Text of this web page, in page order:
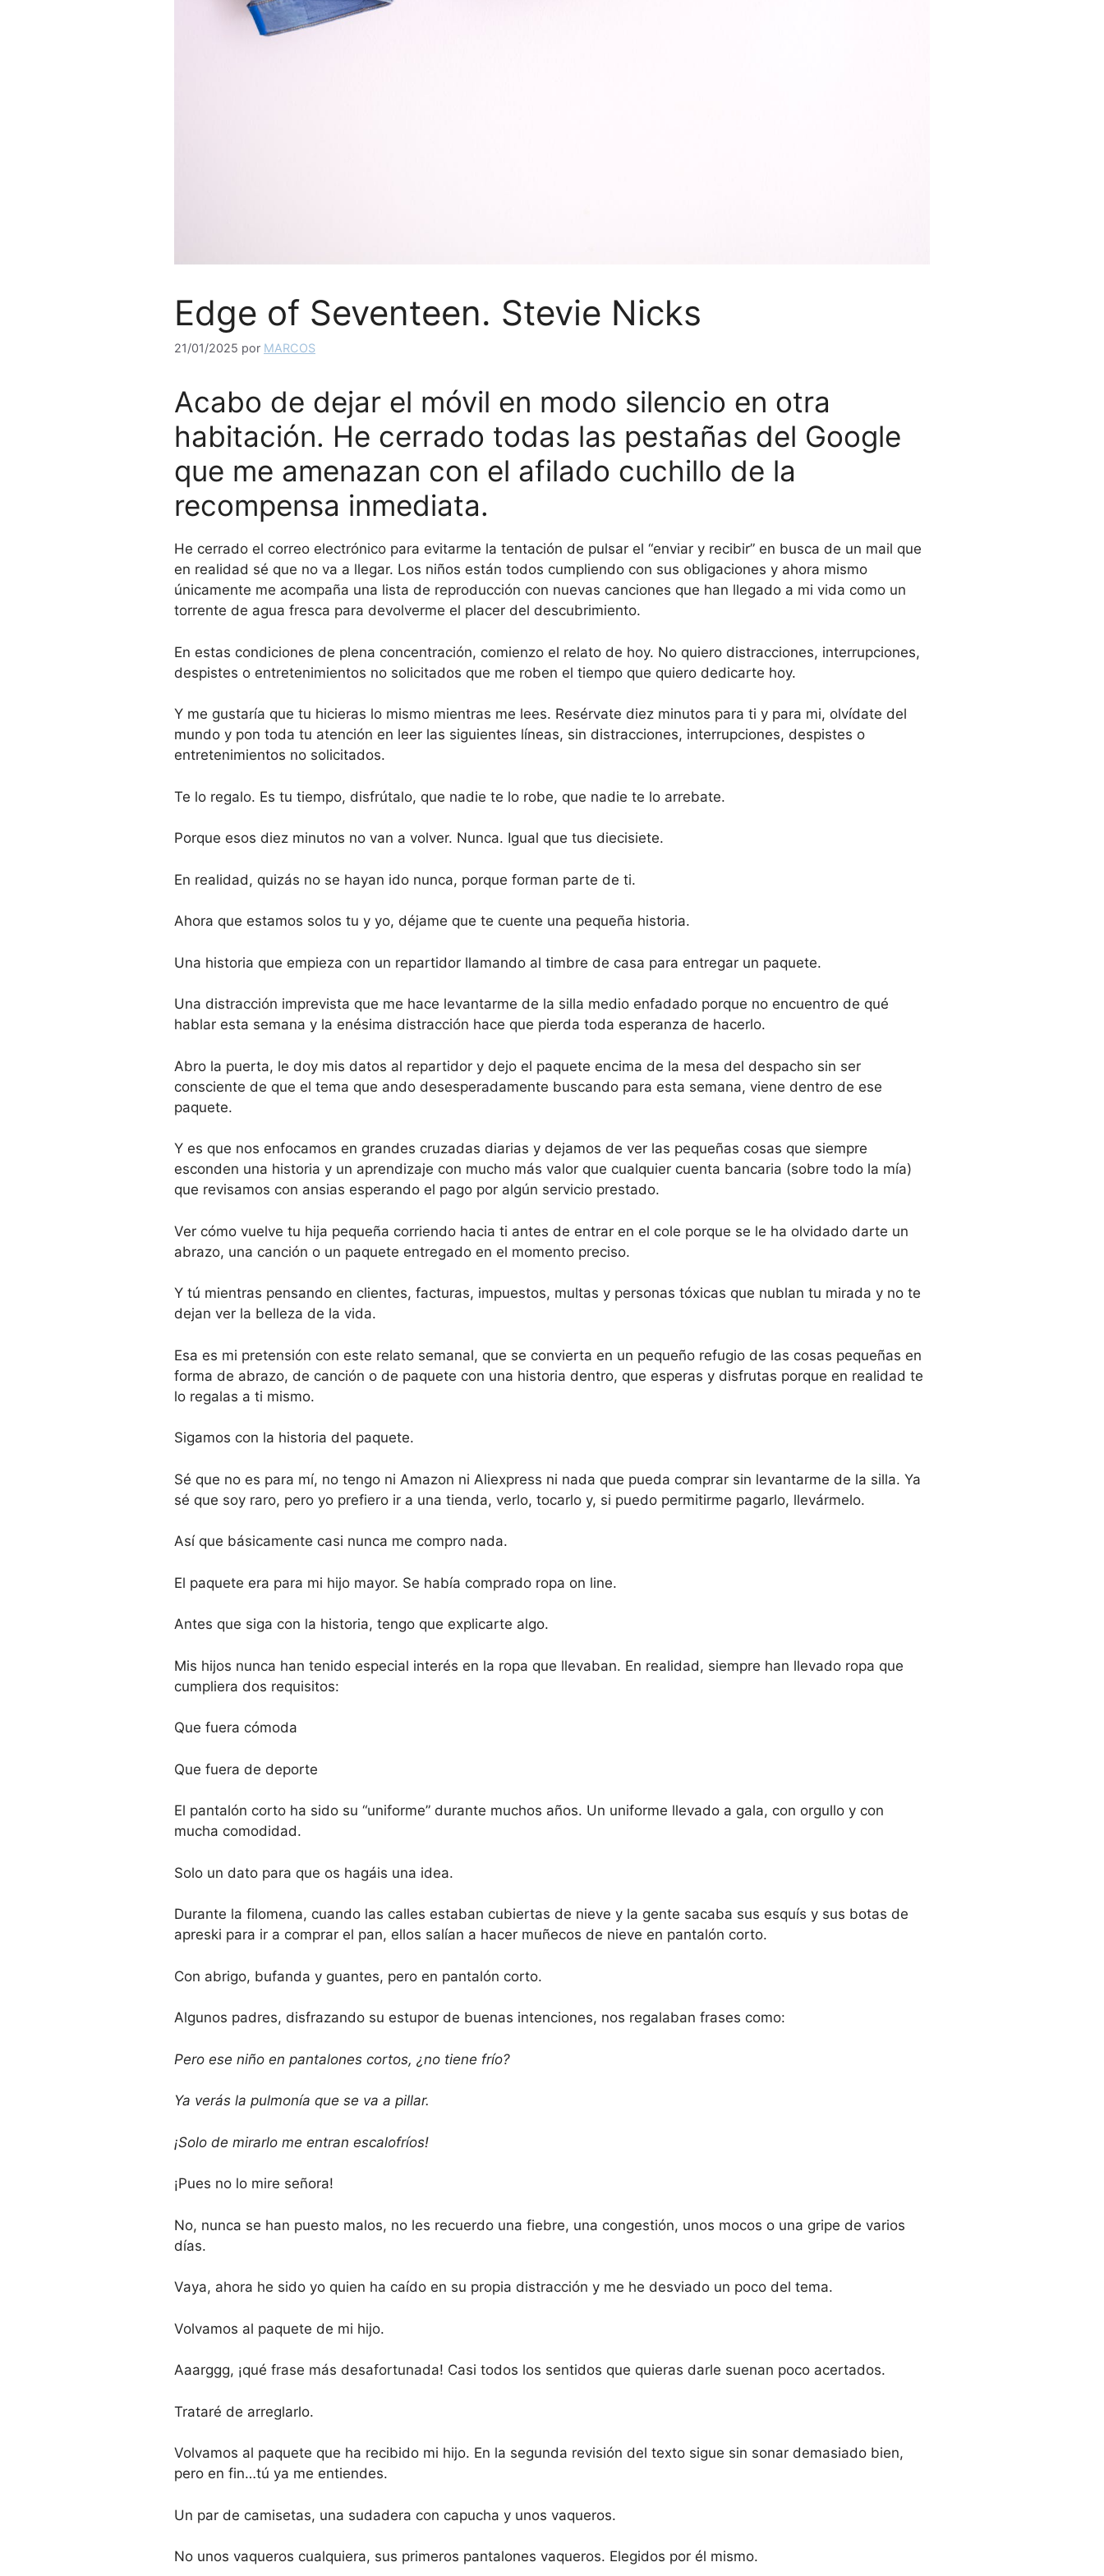
Edge of Seventeen. Stevie Nicks
21/01/2025 por MARCOS
Acabo de dejar el móvil en modo silencio en otra
habitación. He cerrado todas las pestañas del Google
que me amenazan con el afilado cuchillo de la
recompensa inmediata.
He cerrado el correo electrónico para evitarme la tentación de pulsar el “enviar y recibir” en busca de un mail que
en realidad sé que no va a llegar. Los niños están todos cumpliendo con sus obligaciones y ahora mismo
únicamente me acompaña una lista de reproducción con nuevas canciones que han llegado a mi vida como un
torrente de agua fresca para devolverme el placer del descubrimiento.
En estas condiciones de plena concentración, comienzo el relato de hoy. No quiero distracciones, interrupciones,
despistes o entretenimientos no solicitados que me roben el tiempo que quiero dedicarte hoy.
Y me gustaría que tu hicieras lo mismo mientras me lees. Resérvate diez minutos para ti y para mi, olvídate del
mundo y pon toda tu atención en leer las siguientes líneas, sin distracciones, interrupciones, despistes o
entretenimientos no solicitados.
Te lo regalo. Es tu tiempo, disfrútalo, que nadie te lo robe, que nadie te lo arrebate.
Porque esos diez minutos no van a volver. Nunca. Igual que tus diecisiete.
En realidad, quizás no se hayan ido nunca, porque forman parte de ti.
Ahora que estamos solos tu y yo, déjame que te cuente una pequeña historia.
Una historia que empieza con un repartidor llamando al timbre de casa para entregar un paquete.
Una distracción imprevista que me hace levantarme de la silla medio enfadado porque no encuentro de qué
hablar esta semana y la enésima distracción hace que pierda toda esperanza de hacerlo.
Abro la puerta, le doy mis datos al repartidor y dejo el paquete encima de la mesa del despacho sin ser
consciente de que el tema que ando desesperadamente buscando para esta semana, viene dentro de ese
paquete.
Y es que nos enfocamos en grandes cruzadas diarias y dejamos de ver las pequeñas cosas que siempre
esconden una historia y un aprendizaje con mucho más valor que cualquier cuenta bancaria (sobre todo la mía)
que revisamos con ansias esperando el pago por algún servicio prestado.
Ver cómo vuelve tu hija pequeña corriendo hacia ti antes de entrar en el cole porque se le ha olvidado darte un
abrazo, una canción o un paquete entregado en el momento preciso.
Y tú mientras pensando en clientes, facturas, impuestos, multas y personas tóxicas que nublan tu mirada y no te
dejan ver la belleza de la vida.
Esa es mi pretensión con este relato semanal, que se convierta en un pequeño refugio de las cosas pequeñas en
forma de abrazo, de canción o de paquete con una historia dentro, que esperas y disfrutas porque en realidad te
lo regalas a ti mismo.
Sigamos con la historia del paquete.
Sé que no es para mí, no tengo ni Amazon ni Aliexpress ni nada que pueda comprar sin levantarme de la silla. Ya
sé que soy raro, pero yo prefiero ir a una tienda, verlo, tocarlo y, si puedo permitirme pagarlo, llevármelo.
Así que básicamente casi nunca me compro nada.
El paquete era para mi hijo mayor. Se había comprado ropa on line.
Antes que siga con la historia, tengo que explicarte algo.
Mis hijos nunca han tenido especial interés en la ropa que llevaban. En realidad, siempre han llevado ropa que
cumpliera dos requisitos:
Que fuera cómoda
Que fuera de deporte
El pantalón corto ha sido su “uniforme” durante muchos años. Un uniforme llevado a gala, con orgullo y con
mucha comodidad.
Solo un dato para que os hagáis una idea.
Durante la filomena, cuando las calles estaban cubiertas de nieve y la gente sacaba sus esquís y sus botas de
apreski para ir a comprar el pan, ellos salían a hacer muñecos de nieve en pantalón corto.
Con abrigo, bufanda y guantes, pero en pantalón corto.
Algunos padres, disfrazando su estupor de buenas intenciones, nos regalaban frases como:
Pero ese niño en pantalones cortos, ¿no tiene frío?
Ya verás la pulmonía que se va a pillar.
¡Solo de mirarlo me entran escalofríos!
¡Pues no lo mire señora!
No, nunca se han puesto malos, no les recuerdo una fiebre, una congestión, unos mocos o una gripe de varios
días.
Vaya, ahora he sido yo quien ha caído en su propia distracción y me he desviado un poco del tema.
Volvamos al paquete de mi hijo.
Aaarggg, ¡qué frase más desafortunada! Casi todos los sentidos que quieras darle suenan poco acertados.
Trataré de arreglarlo.
Volvamos al paquete que ha recibido mi hijo. En la segunda revisión del texto sigue sin sonar demasiado bien,
pero en fin…tú ya me entiendes.
Un par de camisetas, una sudadera con capucha y unos vaqueros.
No unos vaqueros cualquiera, sus primeros pantalones vaqueros. Elegidos por él mismo.